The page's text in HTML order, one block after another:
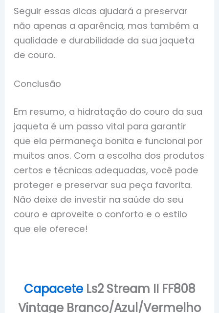
Seguir essas dicas ajudará a preservar
não apenas a aparência, mas também a
qualidade e durabilidade da sua jaqueta
de couro.
Conclusão
Em resumo, a hidratação do couro da sua
jaqueta é um passo vital para garantir
que ela permaneça bonita e funcional por
muitos anos. Com a escolha dos produtos
certos e técnicas adequadas, você pode
proteger e preservar sua peça favorita.
Não deixe de investir na saúde do seu
couro e aproveite o conforto e o estilo
que ele oferece!
CapaceteLs2 Stream II FF808
Vintage Branco/Azul/Vermelho